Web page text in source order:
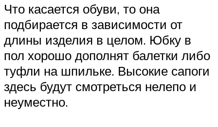
Что касается обуви, то она
подбирается в зависимости от
длины изделия в целом. Юбку в
пол хорошо дополнят балетки либо
туфли на шпильке. Высокие сапоги
здесь будут смотреться нелепо и
неуместно.